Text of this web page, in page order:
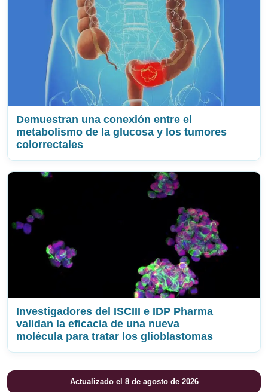
Demuestran una conexión entre el
metabolismo de la glucosa y los tumores
colorrectales
Investigadores del ISCIII e IDP Pharma
validan la eficacia de una nueva
molécula para tratar los glioblastomas
Actualizado el 8 de agosto de 2026